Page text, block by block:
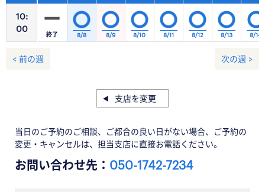
10:
00
終了 8/8 8/9 8/10 8/11 8/12 8/13 8/14
< 前の週 次の週 >
支店を変更
当日のご予約のご相談、ご都合の良い日がない場合、ご予約の
変更・キャンセルは、担当支店に直接お電話ください。
お問い合わせ先： 050-1742-7234